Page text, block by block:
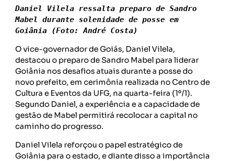
Daniel Vilela ressalta preparo de Sandro
Mabel durante solenidade de posse em
Goiânia (Foto: André Costa)
O vice-governador de Goiás, Daniel Vilela,
destacou o preparo de Sandro Mabel para liderar
Goiânia nos desafios atuais durante a posse do
novo prefeito, em cerimônia realizada no Centro de
Cultura e Eventos da UFG, na quarta-feira (1º/1).
Segundo Daniel, a experiência e a capacidade de
gestão de Mabel permitirá recolocar a capital no
caminho do progresso.
Daniel Vilela reforçou o papel estratégico de
Goiânia para o estado, e diante disso a importância